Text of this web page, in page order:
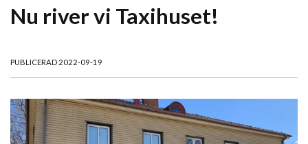
Nu river vi Taxihuset!
PUBLICERAD 2022-09-19